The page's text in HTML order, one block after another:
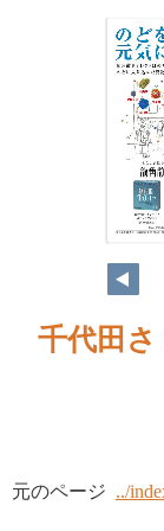
千代田
元のページ ../